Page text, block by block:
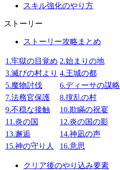
スキル強化のやり方
ストーリー
ストーリー攻略まとめ
1.牢獄の目覚め 2.始まりの地
3.滅びの村より 4.王城の都
5.魔物討伐
6.ディーサの謀略
7.法務官保護
8.撹乱の村
9.不穏な接触
10.欺瞞の祝宴
11.炎の国
12.炎の国の影
13.邂逅
14.神凪の声
15.神の守り人
16.意思
クリア後のやり込み要素